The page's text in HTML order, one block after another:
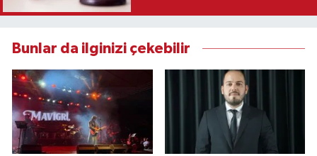
Bunlar da ilginizi çekebilir